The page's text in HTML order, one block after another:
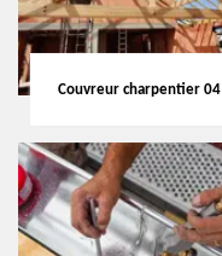
Couvreur charpentier 04